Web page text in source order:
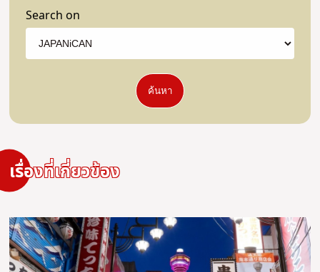
Search on
ค้นหา
เรื่องที่เกี่ยวข้อง